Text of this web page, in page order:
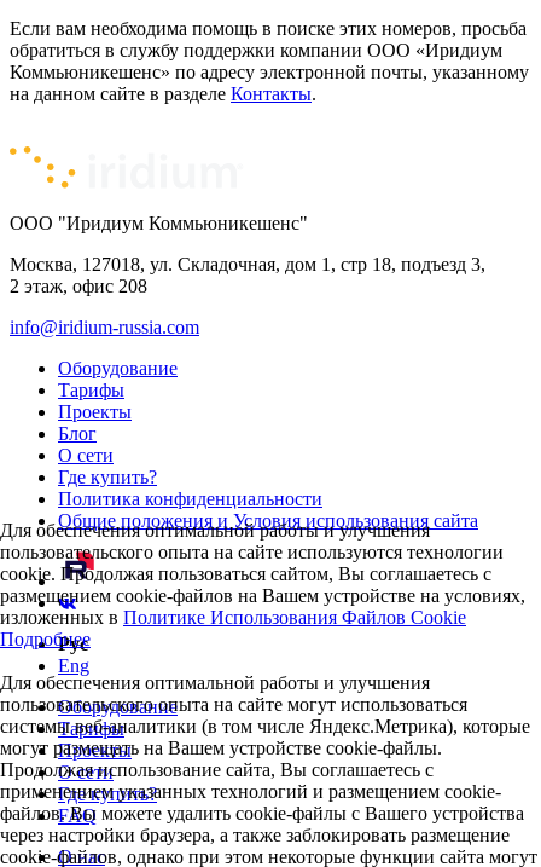
Если вам необходима помощь в поиске этих номеров, просьба
обратиться в службу поддержки компании ООО «Иридиум
Коммьюникешенс» по адресу электронной почты, указанному
на данном сайте в разделе Контакты.
ООО "Иридиум Коммьюникешенс"
Москва, 127018, ул. Складочная, дом 1, стр 18, подъезд 3,
2 этаж, офис 208
info@iridium-russia.com
Оборудование
Тарифы
Проекты
Блог
О сети
Где купить?
Политика конфиденциальности
Общие положения и Условия использования сайта
Рус
Eng
Оборудование
Тарифы
Проекты
О сети
Где купить?
FAQ
О нас
Для обеспечения оптимальной работы и улучшения
пользовательского опыта на сайте используются технологии
cookie. Продолжая пользоваться сайтом, Вы соглашаетесь с
размещением cookie-файлов на Вашем устройстве на условиях,
изложенных в Политике Использования Файлов Cookie
Подробнее
Для обеспечения оптимальной работы и улучшения
пользовательского опыта на сайте могут использоваться
системы веб-аналитики (в том числе Яндекс.Метрика), которые
могут размещать на Вашем устройстве cookie-файлы.
Продолжая использование сайта, Вы соглашаетесь с
применением указанных технологий и размещением cookie-
файлов. Вы можете удалить cookie-файлы с Вашего устройства
через настройки браузера, а также заблокировать размещение
cookie-файлов, однако при этом некоторые функции сайта могут